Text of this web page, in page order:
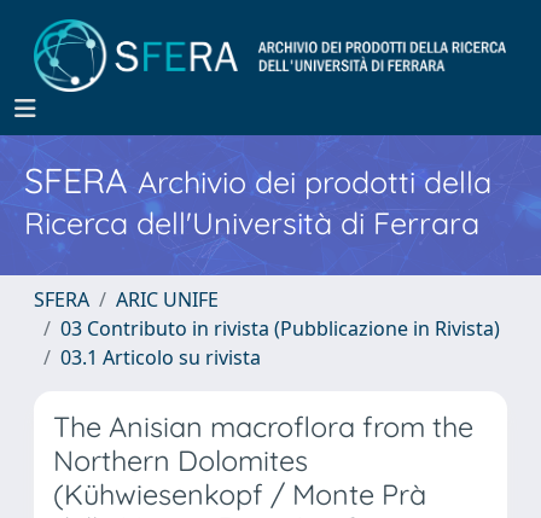
SFERA Archivio dei prodotti della
Ricerca dell'Università di Ferrara
SFERA
ARIC UNIFE
03 Contributo in rivista (Pubblicazione in Rivista)
03.1 Articolo su rivista
The Anisian macroflora from the
Northern Dolomites
(Kühwiesenkopf / Monte Prà